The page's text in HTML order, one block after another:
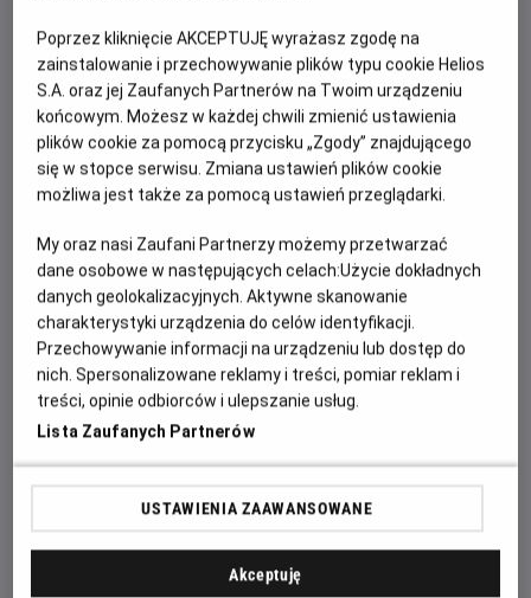
Justine Triet Justine Triet, Arthur Harari
OBSADA
Sandra Hüller , Swann Arlaud
Nagroda: Oscar 2024
Scenariusz oryginalny
Życie szczęśliwej rodziny we francuskich Alpach zostaje
przerwane, gdy Samuel ginie w wyniku upadku. Skoczył sam,
poślizgnął się czy może z balkonu wypchnęła go Sandra,
żona i matka? Śledczym brakuje dowodów, w sprawie
brakuje świadków. Na oczach opinii publicznej Sandra
najintymniejszych szczegółów swojego małżeństwa, które
mogą zaważyć o wyroku. Proces, który nurtuje wszystkich,
toczy się również w głowach widzów, a pytanie jest
oczywiste i brzmi: "Czy to zrobiła?".
Poprzez kliknięcie AKCEPTUJĘ wyrażasz zgodę na
zainstalowanie i przechowywanie plików typu cookie Helios
S.A. oraz jej Zaufanych Partnerów na Twoim urządzeniu
końcowym. Możesz w każdej chwili zmienić ustawienia
plików cookie za pomocą przycisku „Zgody” znajdującego
się w stopce serwisu. Zmiana ustawień plików cookie
możliwa jest także za pomocą ustawień przeglądarki.
My oraz nasi Zaufani Partnerzy możemy przetwarzać
dane osobowe w następujących celach:Użycie dokładnych
danych geolokalizacyjnych. Aktywne skanowanie
charakterystyki urządzenia do celów identyfikacji.
Przechowywanie informacji na urządzeniu lub dostęp do
nich. Spersonalizowane reklamy i treści, pomiar reklam i
treści, opinie odbiorców i ulepszanie usług.
Lista Zaufanych Partnerów
USTAWIENIA ZAAWANSOWANE
Akceptuję